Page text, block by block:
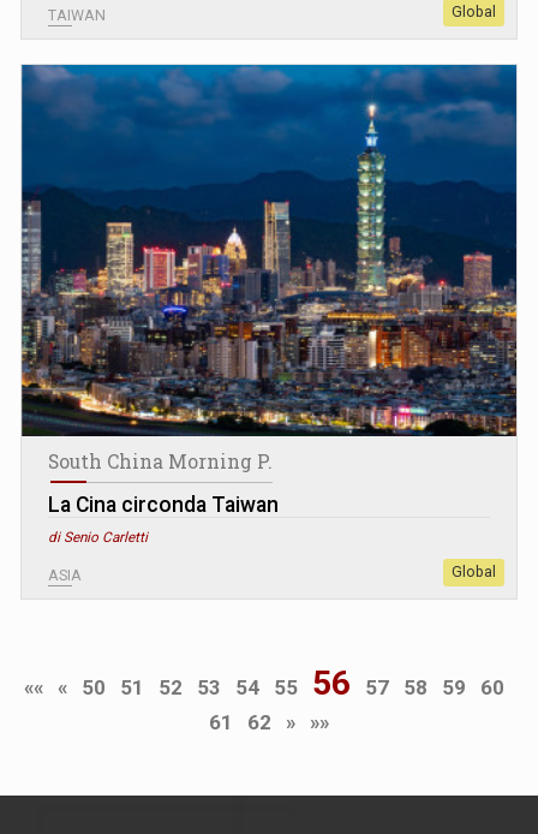
TAIWAN Global
South China Morning P.
La Cina circonda Taiwan
di Senio Carletti
ASIA Global
«« « 50 51 52 53 54 55 56 57 58 59
60
61
62 » »»